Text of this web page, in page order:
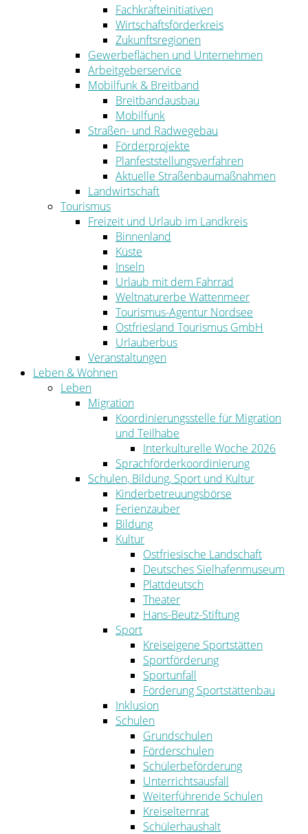
Fachkräfteinitiativen
Wirtschaftsförderkreis
Zukunftsregionen
Gewerbeflächen und Unternehmen
Arbeitgeberservice
Mobilfunk & Breitband
Breitbandausbau
Mobilfunk
Straßen- und Radwegebau
Förderprojekte
Planfeststellungsverfahren
Aktuelle Straßenbaumaßnahmen
Landwirtschaft
Tourismus
Freizeit und Urlaub im Landkreis
Binnenland
Küste
Inseln
Urlaub mit dem Fahrrad
Weltnaturerbe Wattenmeer
Tourismus-Agentur Nordsee
Ostfriesland Tourismus GmbH
Urlauberbus
Veranstaltungen
Leben & Wohnen
Leben
Migration
Koordinierungsstelle für Migration
und Teilhabe
Interkulturelle Woche 2026
Sprachförderkoordinierung
Schulen, Bildung, Sport und Kultur
Kinderbetreuungsbörse
Ferienzauber
Bildung
Kultur
Ostfriesische Landschaft
Deutsches Sielhafenmuseum
Plattdeutsch
Theater
Hans-Beutz-Stiftung
Sport
Kreiseigene Sportstätten
Sportförderung
Sportunfall
Förderung Sportstättenbau
Inklusion
Schulen
Grundschulen
Förderschulen
Schülerbeförderung
Unterrichtsausfall
Weiterführende Schulen
Kreiselternrat
Schülerhaushalt